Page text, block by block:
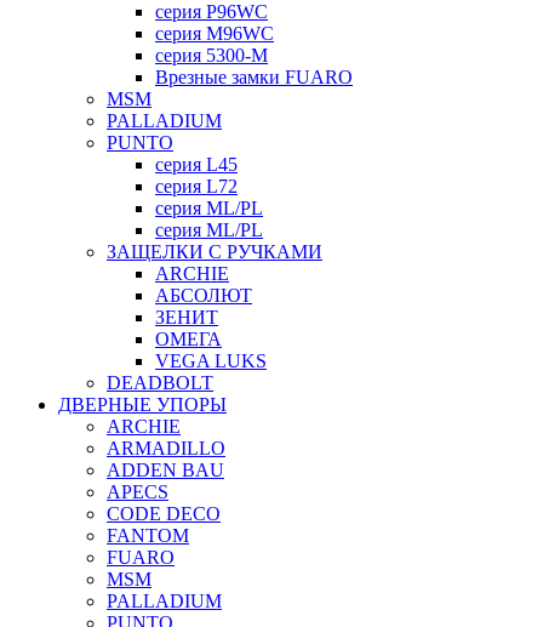
серия P96WC
серия M96WC
серия 5300-M
Врезные замки FUARO
MSM
PALLADIUM
PUNTO
серия L45
серия L72
серия ML/PL
серия ML/PL
ЗАЩЕЛКИ С РУЧКАМИ
ARCHIE
АБСОЛЮТ
ЗЕНИТ
ОМЕГА
VEGA LUKS
DEADBOLT
ДВЕРНЫЕ УПОРЫ
ARCHIE
ARMADILLO
ADDEN BAU
APECS
CODE DECO
FANTOM
FUARO
MSM
PALLADIUM
PUNTO